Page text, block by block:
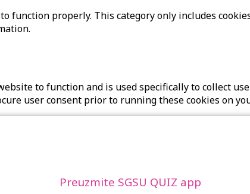
function properly. This category only includes
to function and is used specifically to collect
user consent prior to running these cookies on
Preuzmite SGSU QUIZ app